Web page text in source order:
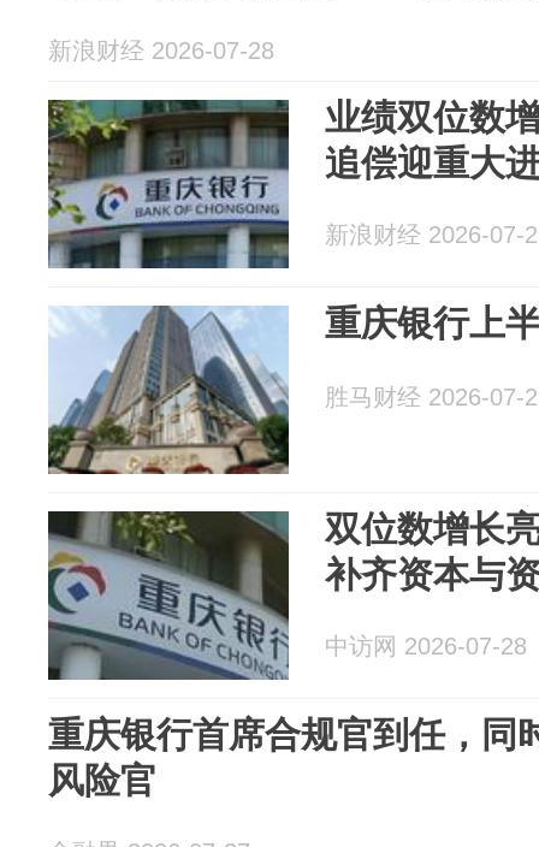
新浪财经 2026-07-28
业绩双位数
追偿迎重大
新浪财经 2026-07-
重庆银行上
胜马财经 2026-07-
双位数增长
补齐资本与
中访网 2026-07-28
重庆银行首席合规官到任，同
风险官